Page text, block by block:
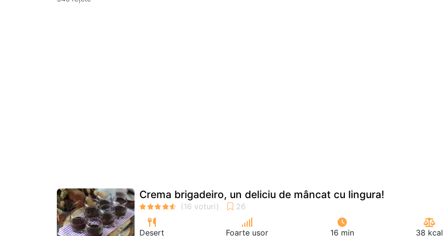
Crema brigadeiro, un deliciu de mâncat cu lingura!
Desert Foarte ușor 16 min 38 kcal